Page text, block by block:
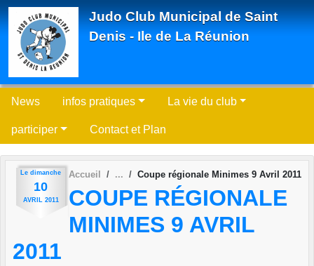
Judo Club Municipal de Saint
Denis - Ile de La Réunion
News infos pratiques La vie du club
participer Contact et Plan
Le dimanche
10
AVRIL 2011
Accueil Coupe régionale Minimes 9 Avril 2011
COUPE RÉGIONALE
MINIMES 9 AVRIL
2011
Panneau de gestion des cookies